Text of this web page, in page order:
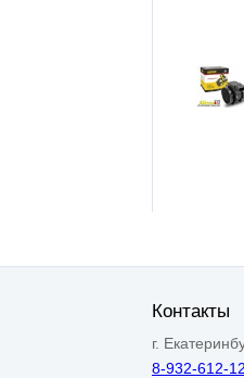
Контакты
г.
8-932-612-